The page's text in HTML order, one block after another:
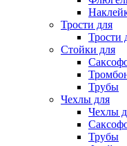
Трости для
Трости
Стойки для
Трубы
Чехлы для
Чехлы
Трубы